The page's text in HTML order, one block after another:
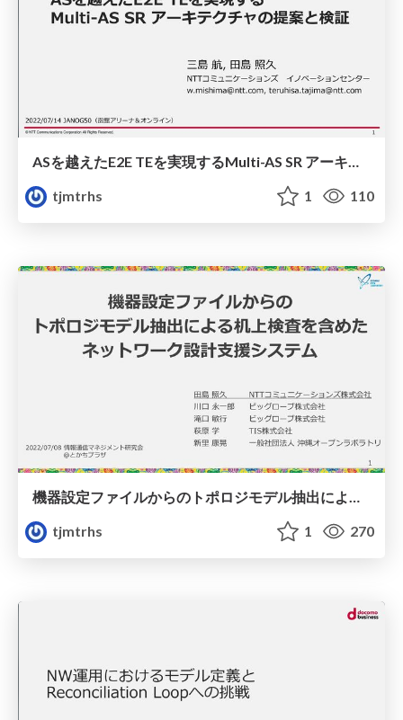
ASを越えたE2E TEを実現するMulti-AS SR アーキテクチャの提案と検証
tjmtrhs
1 110
tjmtrhs
1 270